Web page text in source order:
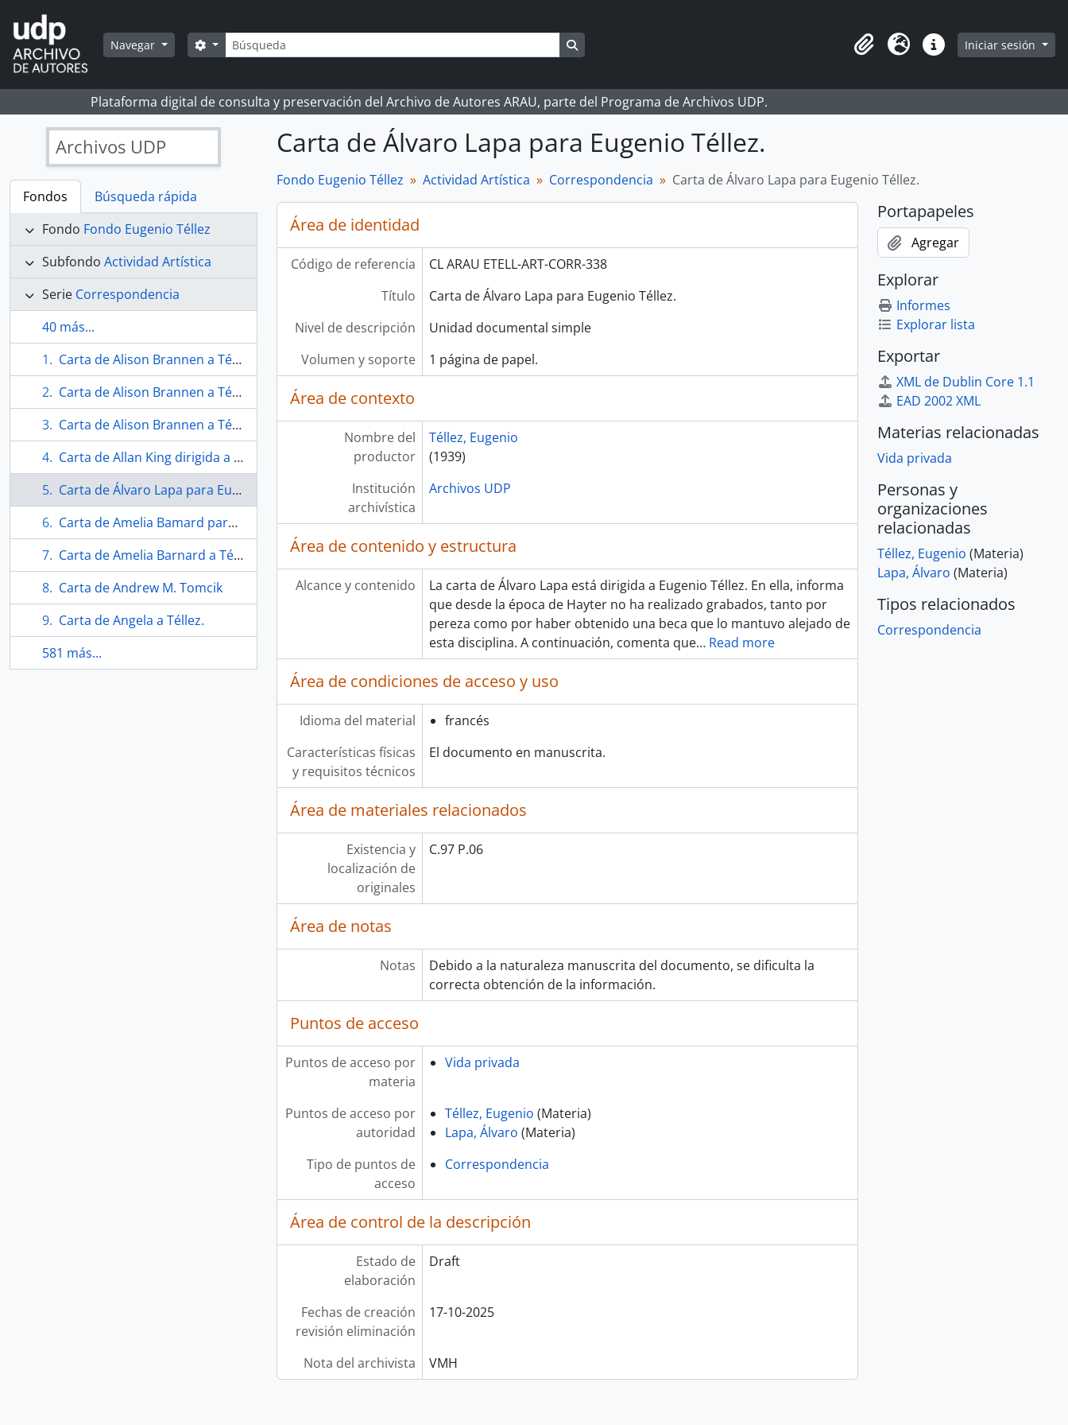
Skip to main content
Navegar Búsqueda
Search options
Portapapeles
Idioma Enlaces rápidos
Iniciar sesión
Plataforma digital de consulta y preservación del Archivo de Autores ARAU, parte del Programa de Archivos UDP.
Archivos UDP
Fondos
Búsqueda rápida
Fondo Fondo Eugenio Téllez
Subfondo Actividad Artística
Serie Correspondencia
40 más...
Carta de Alison Brannen a Téllez.
Carta de Alison Brannen a Téllez.
Carta de Alison Brannen a Téllez.
Carta de Allan King dirigida a David Fulton
Carta de Álvaro Lapa para Eugenio Téllez.
Carta de Amelia Bamard para Téllez.
Carta de Amelia Barnard a Téllez.
Carta de Andrew M. Tomcik
Carta de Angela a Téllez.
581 más...
Carta de Álvaro Lapa para Eugenio Téllez.
Fondo Eugenio Téllez Actividad Artística Correspondencia Carta de Álvaro Lapa para Eugenio Téllez.
Área de identidad
Código de referencia
CL ARAU ETELL-ART-CORR-338
Título
Carta de Álvaro Lapa para Eugenio Téllez.
Nivel de descripción
Unidad documental simple
Volumen y soporte
1 página de papel.
Área de contexto
Nombre del
productor
Téllez, Eugenio
(1939)
Institución
archivística
Archivos UDP
Área de contenido y estructura
Alcance y contenido
La carta de Álvaro Lapa está dirigida a Eugenio Téllez. En ella, informa
que desde la época de Hayter no ha realizado grabados, tanto por
pereza como por haber obtenido una beca que lo mantuvo alejado de
esta disciplina. A continuación, comenta que… Read more
Área de condiciones de acceso y uso
Idioma del material
francés
Características físicas
y requisitos técnicos
El documento en manuscrita.
Área de materiales relacionados
Existencia y
localización de
originales
C.97 P.06
Área de notas
Notas
Debido a la naturaleza manuscrita del documento, se dificulta la
correcta obtención de la información.
Puntos de acceso
Puntos de acceso por
materia
Vida privada
Puntos de acceso por
autoridad
Téllez, Eugenio (Materia)
Lapa, Álvaro (Materia)
Tipo de puntos de
acceso
Correspondencia
Área de control de la descripción
Estado de
elaboración
Draft
Fechas de creación
revisión eliminación
17-10-2025
Nota del archivista VMH
Portapapeles
Agregar
Explorar
Informes
Explorar lista
Exportar
XML de Dublin Core 1.1
EAD 2002 XML
Materias relacionadas
Vida privada
Personas y
organizaciones
relacionadas
Téllez, Eugenio (Materia)
Lapa, Álvaro (Materia)
Tipos relacionados
Correspondencia